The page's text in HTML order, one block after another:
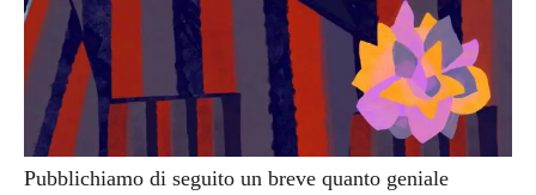
Pubblichiamo di seguito un breve quanto geniale